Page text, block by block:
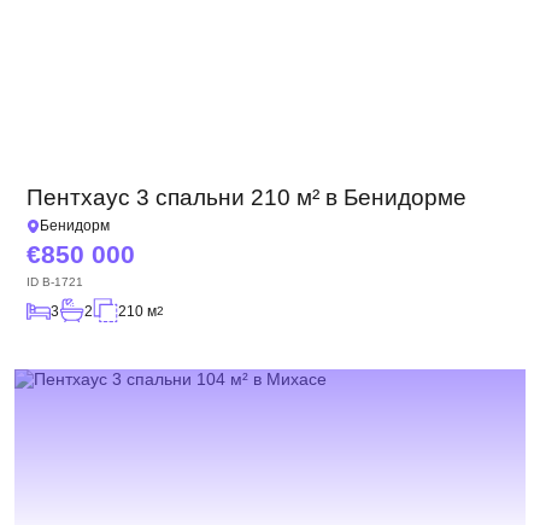
Пентхаус 3 спальни 210 м² в Бенидорме
Бенидорм
850 000
ID B-1721
3 2 210 м2